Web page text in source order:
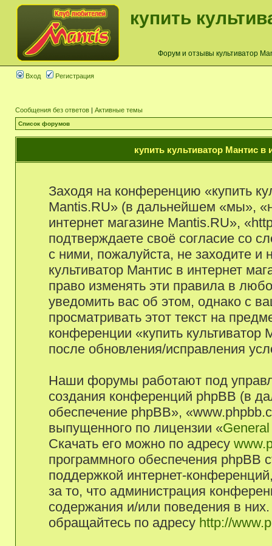
купить
Форум и отзывы культиватор
Вход Регистрация
Сообщения без ответов | Активные темы
Список форумов
купить культиватор Мантис в
Заходя на конференцию «купить
Mantis.RU» (в дальнейшем «мы»,
интернет магазине Mantis.RU»,
подтверждаете своё согласие со
с ними, пожалуйста, не заходите и
культиватор Мантис в интернет
право изменять эти правила в
уведомить вас об этом, однако с
просматривать этот текст на
конференции «купить культиватор
после обновления/исправления
Наши форумы работают под
создания конференций phpBB (в
обеспечение phpBB»,
выпущенного по лицензии «
Скачать его можно по адресу
программного обеспечения phpBB
поддержкой интернет-
за то, что администрация
содержания и/или поведения в
обращайтесь по адресу http://